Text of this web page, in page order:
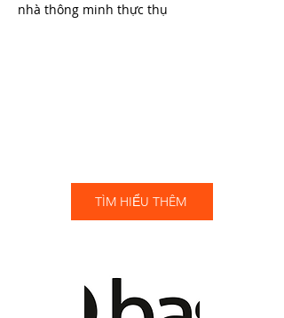
nhà thông minh thực thụ
TÌM HIỂU THÊM